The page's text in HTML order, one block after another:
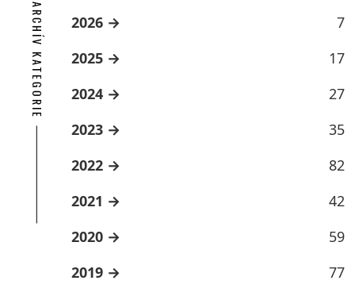
ARCHÍV KATEGORIE 2026
7
2025
17
2024
27
2023
35
2022
82
2021
42
2020
59
2019
77